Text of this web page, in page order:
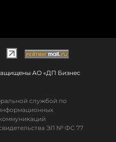
АО «ДП Бизнес
службой по
ЭЛ № ФС 77